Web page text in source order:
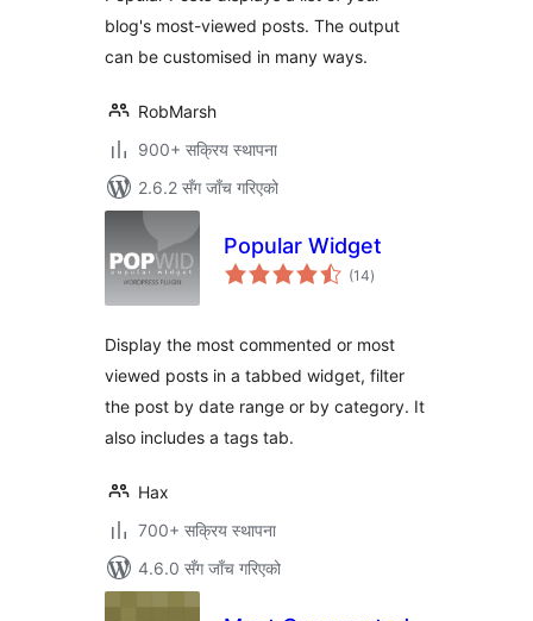
blog's most-viewed posts. The output
can be customised in many ways.
RobMarsh
900+ सक्रिय स्थापना
2.6.2 सँग जाँच गरिएको
Popular Widget
(14कुल
रेटिङ्गहरू
)
Display the most commented or most
viewed posts in a tabbed widget, filter
the post by date range or by category. It
also includes a tags tab.
Hax
700+ सक्रिय स्थापना
4.6.0 सँग जाँच गरिएको